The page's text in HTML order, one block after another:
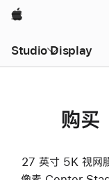
Apple
Studio Display
购
27 英寸 5K 视网